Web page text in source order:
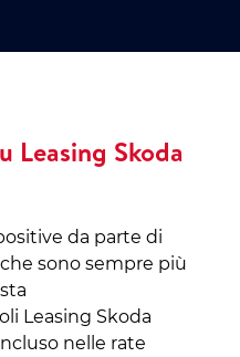
Leasing Skoda
da parte di
sono sempre più
Leasing Skoda
nelle rate